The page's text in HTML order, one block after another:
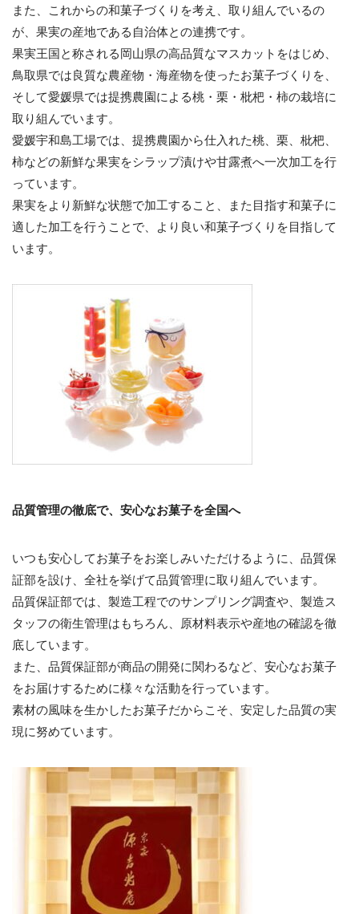
また、これからの和菓子づくりを考え、取り組んでいるの
が、果実の産地である自治体との連携です。
果実王国と称される岡山県の高品質なマスカットをはじめ、
鳥取県では良質な農産物・海産物を使ったお菓子づくりを、
そして愛媛県では提携農園による桃・栗・枇杷・柿の栽培に
取り組んでいます。
愛媛宇和島工場では、提携農園から仕入れた桃、栗、枇杷、
柿などの新鮮な果実をシラップ漬けや甘露煮へ一次加工を行
っています。
果実をより新鮮な状態で加工すること、また目指す和菓子に
適した加工を行うことで、より良い和菓子づくりを目指して
います。
品質管理の徹底で、安心なお菓子を全国へ
いつも安心してお菓子をお楽しみいただけるように、品質保
証部を設け、全社を挙げて品質管理に取り組んでいます。
品質保証部では、製造工程でのサンプリング調査や、製造ス
タッフの衛生管理はもちろん、原材料表示や産地の確認を徹
底しています。
また、品質保証部が商品の開発に関わるなど、安心なお菓子
をお届けするために様々な活動を行っています。
素材の風味を生かしたお菓子だからこそ、安定した品質の実
現に努めています。